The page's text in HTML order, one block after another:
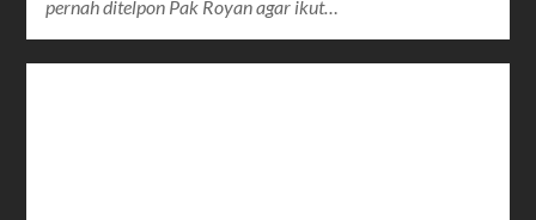
pernah ditelpon Pak Royan agar ikut…